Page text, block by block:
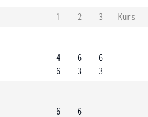
1 2 3
Kurs
4
6
6
3
6
3
6
6